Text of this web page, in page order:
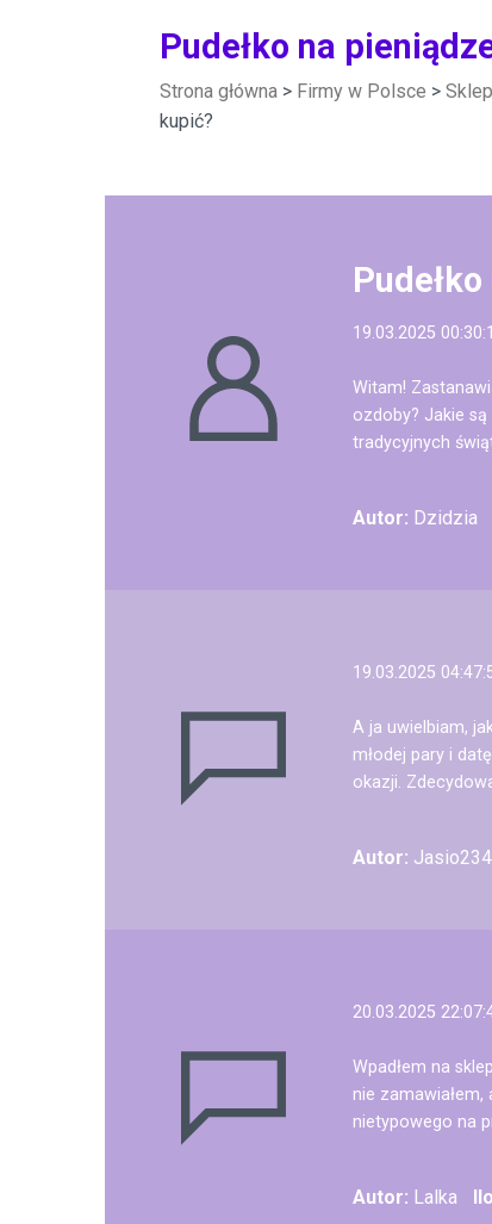
Pudełko na
Strona główna > Firmy w Polsce >
kupić?
19.03.2025
Witam!
ozdoby? Jakie
tradycyjnych
Autor: Dzidzia
19.03.2025
A ja uwielbiam,
młodej pary i
okazji.
Autor: Jasio234
20.03.2025
Wpadłem na
nie
nietypowego na
Autor: Lalka